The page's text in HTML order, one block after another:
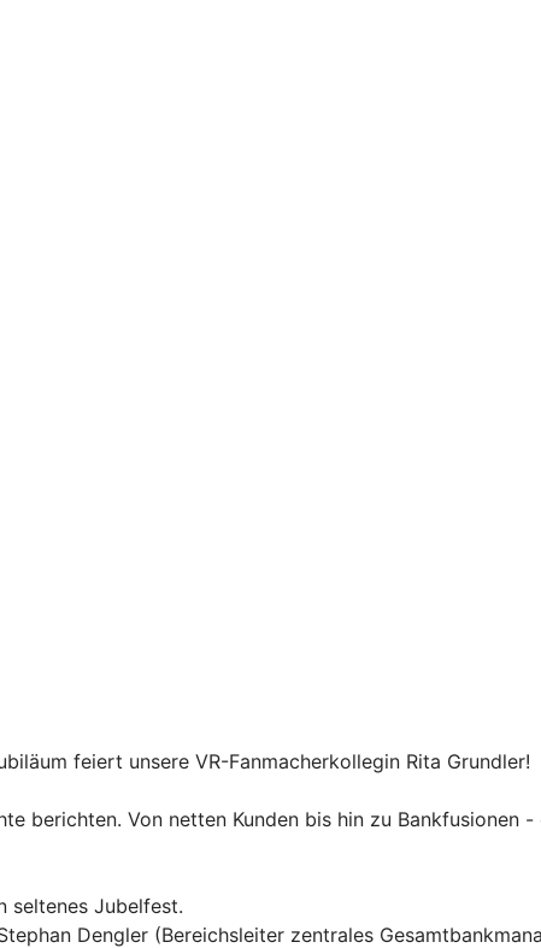
feiert unsere VR-Fanmacherkollegin Rita Grundler!
berichten. Von netten Kunden bis hin zu Bankfusionen
seltenes Jubelfest.
Dengler (Bereichsleiter zentrales